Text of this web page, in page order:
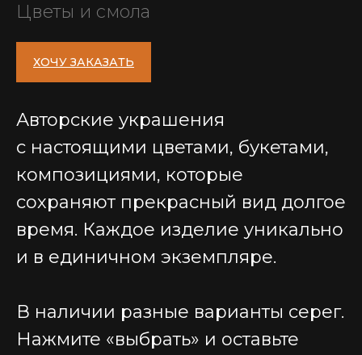
Цветы и смола
ХОЧУ ЗАКАЗАТЬ
Авторские украшения
с настоящими цветами, букетами,
композициями, которые
сохраняют прекрасный вид долгое
время. Каждое изделие уникально
и в единичном экземпляре.
В наличии разные варианты серег.
Нажмите «выбрать» и оставьте